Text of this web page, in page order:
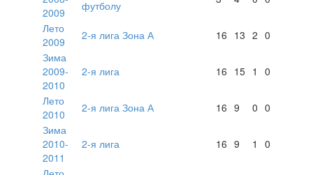
2009
футболу
Лето
2009
2-я лига Зона А 16 13 2 0
Зима
2009-
2010
2-я лига 16 15 1 0
Лето
2010
2-я лига Зона А 16 9 0 0
Зима
2010-
2011
2-я лига 16 9 1 0